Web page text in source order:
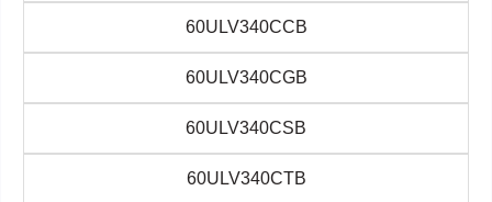
60ULV340CCB
60ULV340CGB
60ULV340CSB
60ULV340CTB